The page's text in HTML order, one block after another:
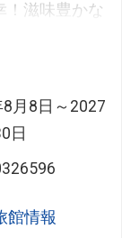
！滋味豊かな
す。
し上がりい
さい。
6月3日ご宿
月8日～2027
日
館情報